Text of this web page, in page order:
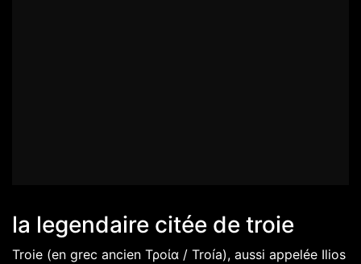
la legendaire citée de troie
Troie (en grec ancien Τροία / Troía), aussi appelée Ilios